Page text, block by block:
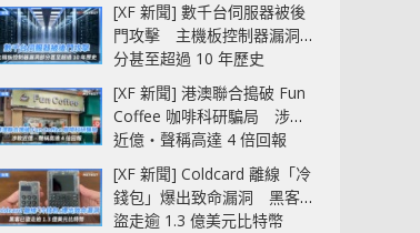
[XF 新聞] 數千台伺服器被後
門攻擊 主機板控制器漏洞部
分甚至超過 10 年歷史
[XF 新聞] 港澳聯合搗破 Fun
Coffee 咖啡科研騙局 涉款
近億‧聲稱高達 4 倍回報
[XF 新聞] Coldcard 離線「冷
錢包」爆出致命漏洞 黑客已
盜走逾 1.3 億美元比特幣